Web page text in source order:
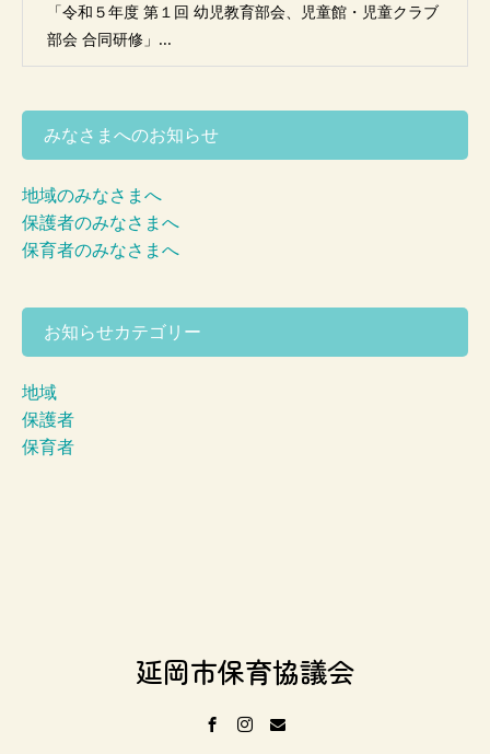
「令和５年度 第１回 幼児教育部会、児童館・児童クラブ
部会 合同研修」...
みなさまへのお知らせ
地域のみなさまへ
保護者のみなさまへ
保育者のみなさまへ
お知らせカテゴリー
地域
保護者
保育者
延岡市保育協議会